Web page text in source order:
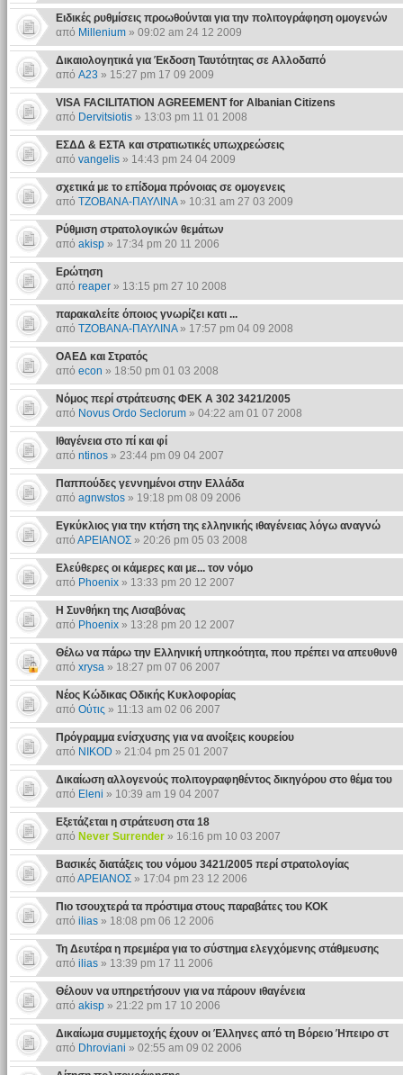
Ειδικές ρυθμίσεις προωθούνται για την πολιτογράφηση ομογενών
από Millenium» 09:02 am 24 12 2009
Δικαιολογητικά για Έκδοση Ταυτότητας σε Αλλοδαπό
από A23 » 15:27 pm 17 09 2009
VISA FACILITATION AGREEMENT for Albanian Citizens
από Dervitsiotis» 13:03 pm 11 01 2008
ΕΣΔΔ & ΕΣΤΑ και στρατιωτικές υπωχρεώσεις
από vangelis» 14:43 pm 24 04 2009
σχετικά με το επίδομα πρόνοιας σε ομογενεις
από ΤΖΟΒΑΝΑ-ΠΑΥΛΙΝΑ» 10:31 am 27 03 2009
Ρύθμιση στρατολογικών θεμάτων
από akisp» 17:34 pm 20 11 2006
Ερώτηση
από reaper» 13:15 pm 27 10 2008
παρακαλείτε όποιος γνωρίζει κατι ...
από ΤΖΟΒΑΝΑ-ΠΑΥΛΙΝΑ» 17:57 pm 04 09 2008
ΟΑΕΔ και Στρατός
από econ » 18:50 pm 01 03 2008
Νόμος περί στράτευσης ΦΕΚ Α 302 3421/2005
από Novus Ordo Seclorum» 04:22 am 01 07 2008
Ιθαγένεια στο πί και φί
από ntinos» 23:44 pm 09 04 2007
Παππούδες γεννημένοι στην Ελλάδα
από agnwstos» 19:18 pm 08 09 2006
Εγκύκλιος για την κτήση της ελληνικής ιθαγένειας λόγω αναγνώ
από ΑΡΕΙΑΝΟΣ» 20:26 pm 05 03 2008
Ελεύθερες οι κάμερες και με... τον νόμο
από Phoenix» 13:33 pm 20 12 2007
Η Συνθήκη της Λισαβόνας
από Phoenix» 13:28 pm 20 12 2007
Θέλω να πάρω την Ελληνική υπηκοότητα, που πρέπει να απευθυνθ
από xrysa» 18:27 pm 07 06 2007
Νέος Κώδικας Οδικής Κυκλοφορίας
από Ούτις » 11:13 am 02 06 2007
Πρόγραμμα ενίσχυσης για να ανοίξεις κουρείου
από NIKOD » 21:04 pm 25 01 2007
Δικαίωση αλλογενούς πολιτογραφηθέντος δικηγόρου στο θέμα του
από Eleni » 10:39 am 19 04 2007
Εξετάζεται η στράτευση στα 18
από Never Surrender» 16:16 pm 10 03 2007
Βασικές διατάξεις του νόμου 3421/2005 περί στρατολογίας
από ΑΡΕΙΑΝΟΣ» 17:04 pm 23 12 2006
Πιο τσουχτερά τα πρόστιμα στους παραβάτες του ΚΟΚ
από ilias» 18:08 pm 06 12 2006
Τη Δευτέρα η πρεμιέρα για το σύστημα ελεγχόμενης στάθμευσης
από ilias» 13:39 pm 17 11 2006
Θέλουν να υπηρετήσουν για να πάρουν ιθαγένεια
από akisp» 21:22 pm 17 10 2006
Δικαίωμα συμμετοχής έχουν οι Έλληνες από τη Βόρειο Ήπειρο στ
από Dhroviani » 02:55 am 09 02 2006